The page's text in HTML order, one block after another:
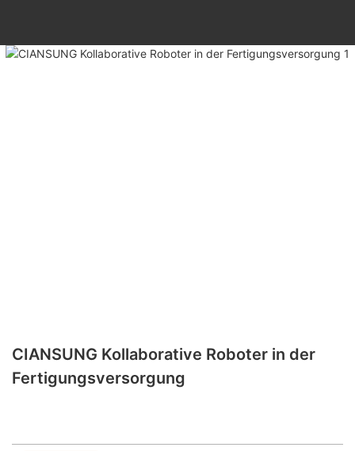
CIANSUNG Kollaborative Roboter in der
Fertigungsversorgung